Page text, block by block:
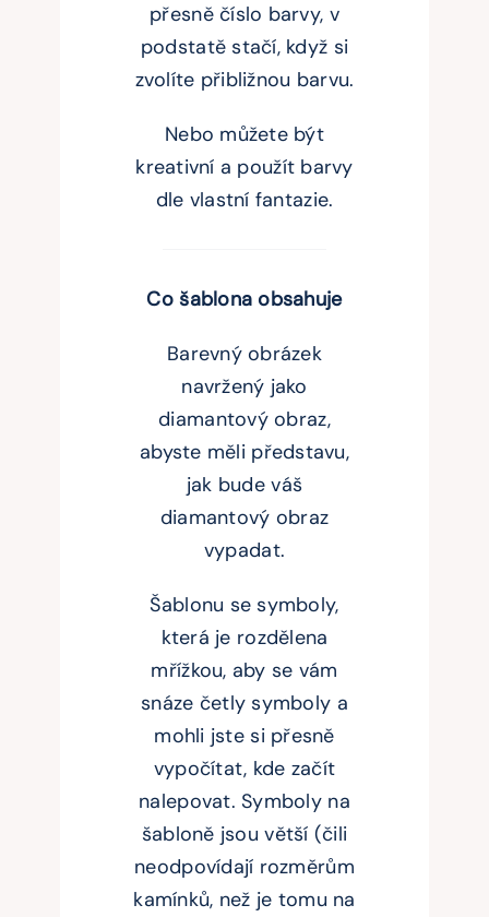
přesně číslo barvy, v
podstatě stačí, když si
zvolíte přibližnou barvu.
Nebo můžete být
kreativní a použít barvy
dle vlastní fantazie.
Co šablona obsahuje
Barevný obrázek
navržený jako
diamantový obraz,
abyste měli představu,
jak bude váš
diamantový obraz
vypadat.
Šablonu se symboly,
která je rozdělena
mřížkou, aby se vám
snáze četly symboly a
mohli jste si přesně
vypočítat, kde začít
nalepovat. Symboly na
šabloně jsou větší (čili
neodpovídají rozměrům
kamínků, než je tomu na